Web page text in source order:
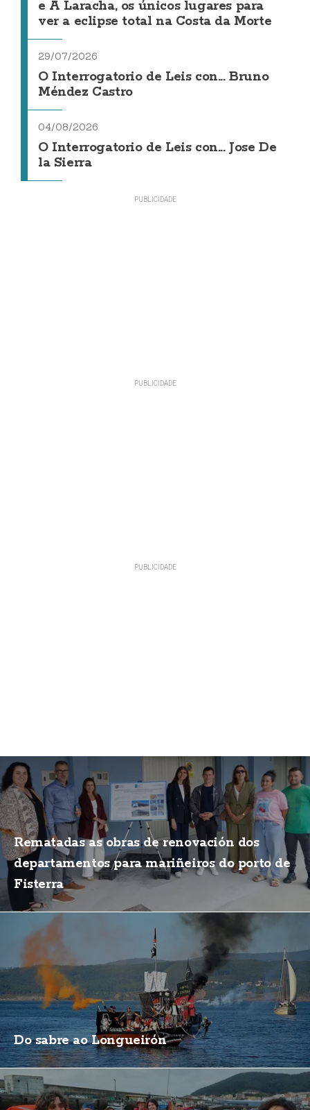
e A Laracha, os únicos lugares para
ver a eclipse total na Costa da Morte
29/07/2026
O Interrogatorio de Leis con... Bruno
Méndez Castro
04/08/2026
O Interrogatorio de Leis con... Jose De
la Sierra
Rematadas as obras de renovación dos
departamentos para mariñeiros do porto de
Fisterra
Do sabre ao Longueirón